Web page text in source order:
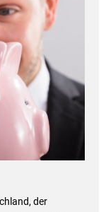
der